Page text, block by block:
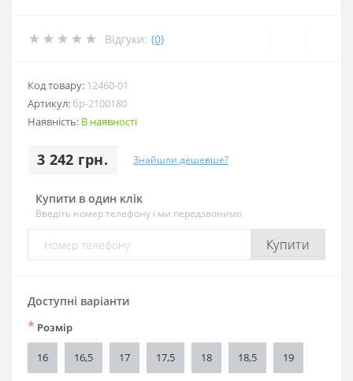
Відгуки: (0)
Код товару: 12460-01
Артикул: бр-2100180
Наявність: В наявності
3 242 грн. Знайшли дешевше?
Купити в один клік
Введіть номер телефону і ми передзвонимо
Купити
Доступні варіанти
* Розмір
16 16,5 17 17,5 18 18,5 19